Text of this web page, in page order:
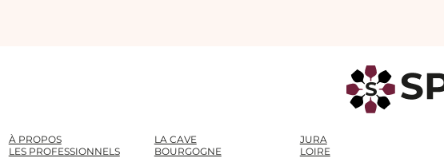
À PROPOS
LES PROFESSIONNELS
LA CAVE
BOURGOGNE
JURA
LOIRE